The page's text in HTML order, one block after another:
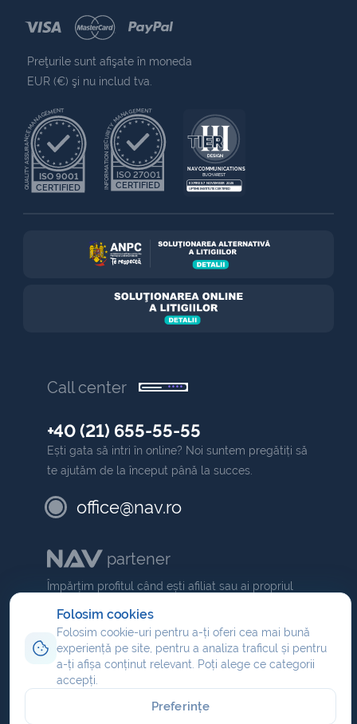
Folosim cookies
Folosim cookie-uri pentru a-ți oferi cea mai bună
experiență pe site, pentru a analiza traficul și pentru
a-ți afișa conținut relevant. Poți alege ce categorii
accepți.
Preferințe
Preţurile sunt afişate în moneda
EUR (€) şi nu includ tva.
ISO 9001
QUALITY ASSURANCE MANAGEMENT
CERTIFIED
ISO 27001
INFORMATION SECURITY MANAGEMENT
CERTIFIED
NAV COMMUNICATIONS
BUCHAREST
EXPIRES 7 NOVEMBER 2025
UPTIME INSTITUTE CERTIFIED
Call center
+40 (21) 655-55-55
Ești gata să intri în online? Noi suntem pregătiți să
te ajutăm de la început până la succes.
office@nav.ro
partener
Împărțim profitul când ești afiliat sau ai propriul
comision dacă ești partener
Program de afiliere
Reseller hosting
Partener domenii